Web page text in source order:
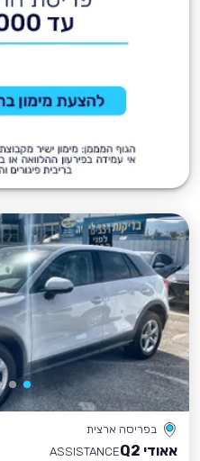
בפריסה ארצית
אאודי Q2
ASSISTANCE